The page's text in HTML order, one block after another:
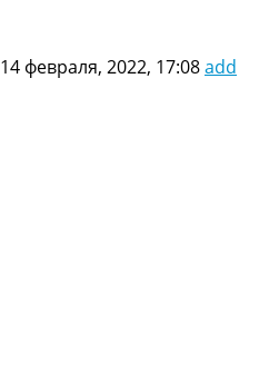
14 февраля, 2022, 17:08add